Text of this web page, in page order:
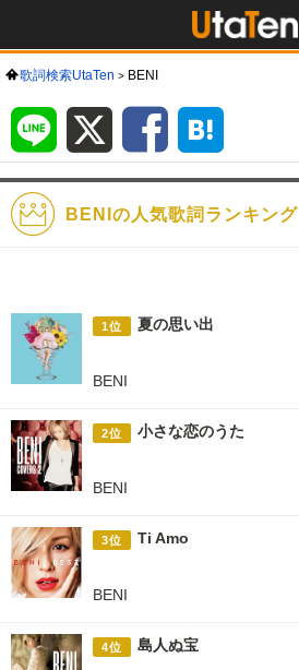
歌詞検索UtaTen BENI
LINE Facebook
ク
ー
BENIの人気歌詞ランキング
1位 夏の思い出
BENI
2位 小さな恋のうた
BENI
3位 Ti Amo
BENI
4位 島人ぬ宝